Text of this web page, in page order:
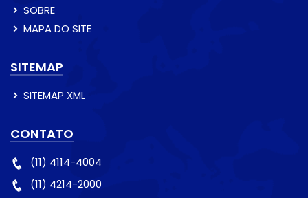
SOBRE
MAPA DO SITE
SITEMAP
SITEMAP XML
CONTATO
(11) 4114-4004
(11) 4214-2000